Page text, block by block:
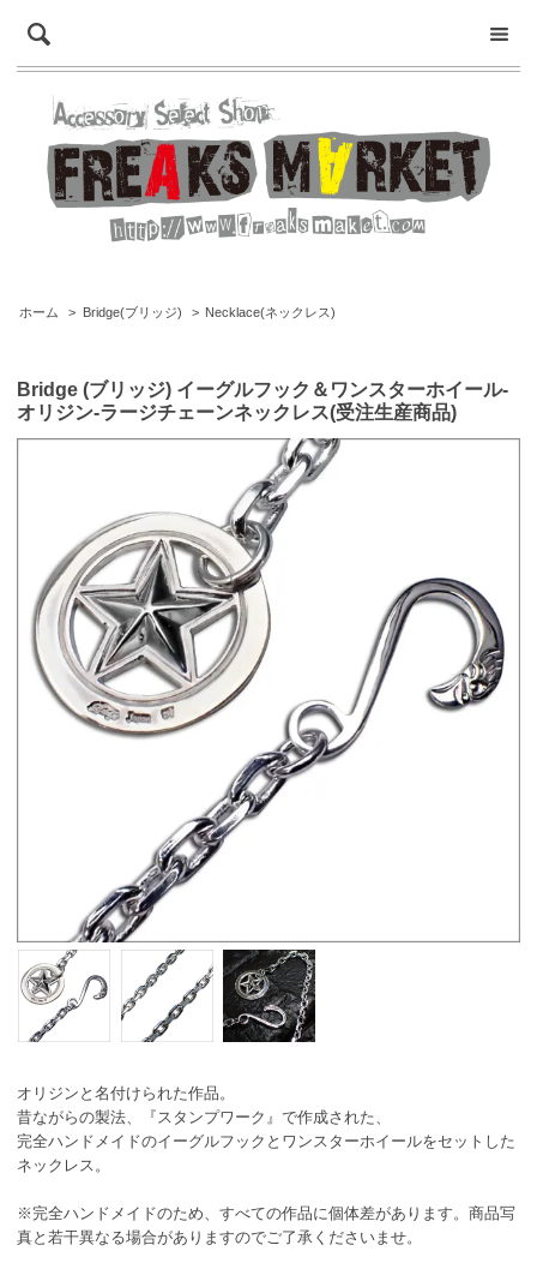
ホーム > Bridge(ブリッジ) > Necklace(ネックレス)
Bridge (ブリッジ) イーグルフック＆ワンスターホイール-
オリジン-ラージチェーンネックレス(受注生産商品)
オリジンと名付けられた作品。
昔ながらの製法、『スタンプワーク』で作成された、
完全ハンドメイドのイーグルフックとワンスターホイールをセットした
ネックレス。
※完全ハンドメイドのため、すべての作品に個体差があります。商品写
真と若干異なる場合がありますのでご了承くださいませ。